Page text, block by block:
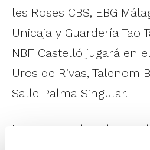
les Roses CBS, EBG
Unicaja y Guardería Tao
NBF Castelló jugará en
Uros de Rivas, Talenom
Salle Palma Singular.
Los grupos de cabezas